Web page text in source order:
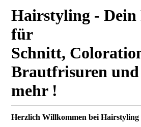
Hairstyling - Dein
für
Schnitt,
Brautfrisuren und
mehr !
Herzlich Willkommen bei